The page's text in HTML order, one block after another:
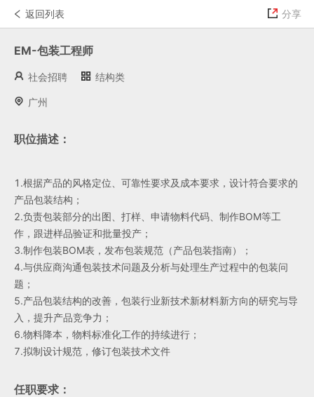
登录
返回列表 分享
EM-包装工程师
社会招聘 结构类
广州
职位描述：
1.根据产品的风格定位、可靠性要求及成本要求，设计符合要求的
产品包装结构；
2.负责包装部分的出图、打样、申请物料代码、制作BOM等工
作，跟进样品验证和批量投产；
3.制作包装BOM表，发布包装规范（产品包装指南）；
4.与供应商沟通包装技术问题及分析与处理生产过程中的包装问
题；
5.产品包装结构的改善，包装行业新技术新材料新方向的研究与导
入，提升产品竞争力；
6.物料降本，物料标准化工作的持续进行；
7.拟制设计规范，修订包装技术文件
任职要求：